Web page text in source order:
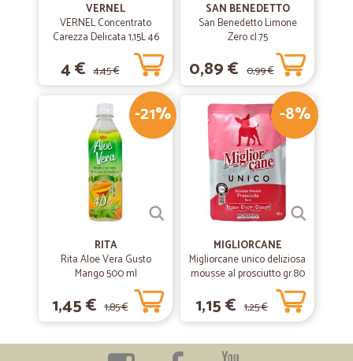
VERNEL
VERNEL Concentrato
Carezza Delicata 1,15L 46
4 € 4,45 €
SAN BENEDETTO
San Benedetto Limone
Zero cl.75
0,89 € 0,99 €
-21%
RITA
Rita Aloe Vera Gusto
Mango 500 ml
1,45 € 1,85 €
-8%
MIGLIORCANE
Migliorcane unico deliziosa
mousse al prosciutto gr.80
1,15 € 1,25 €